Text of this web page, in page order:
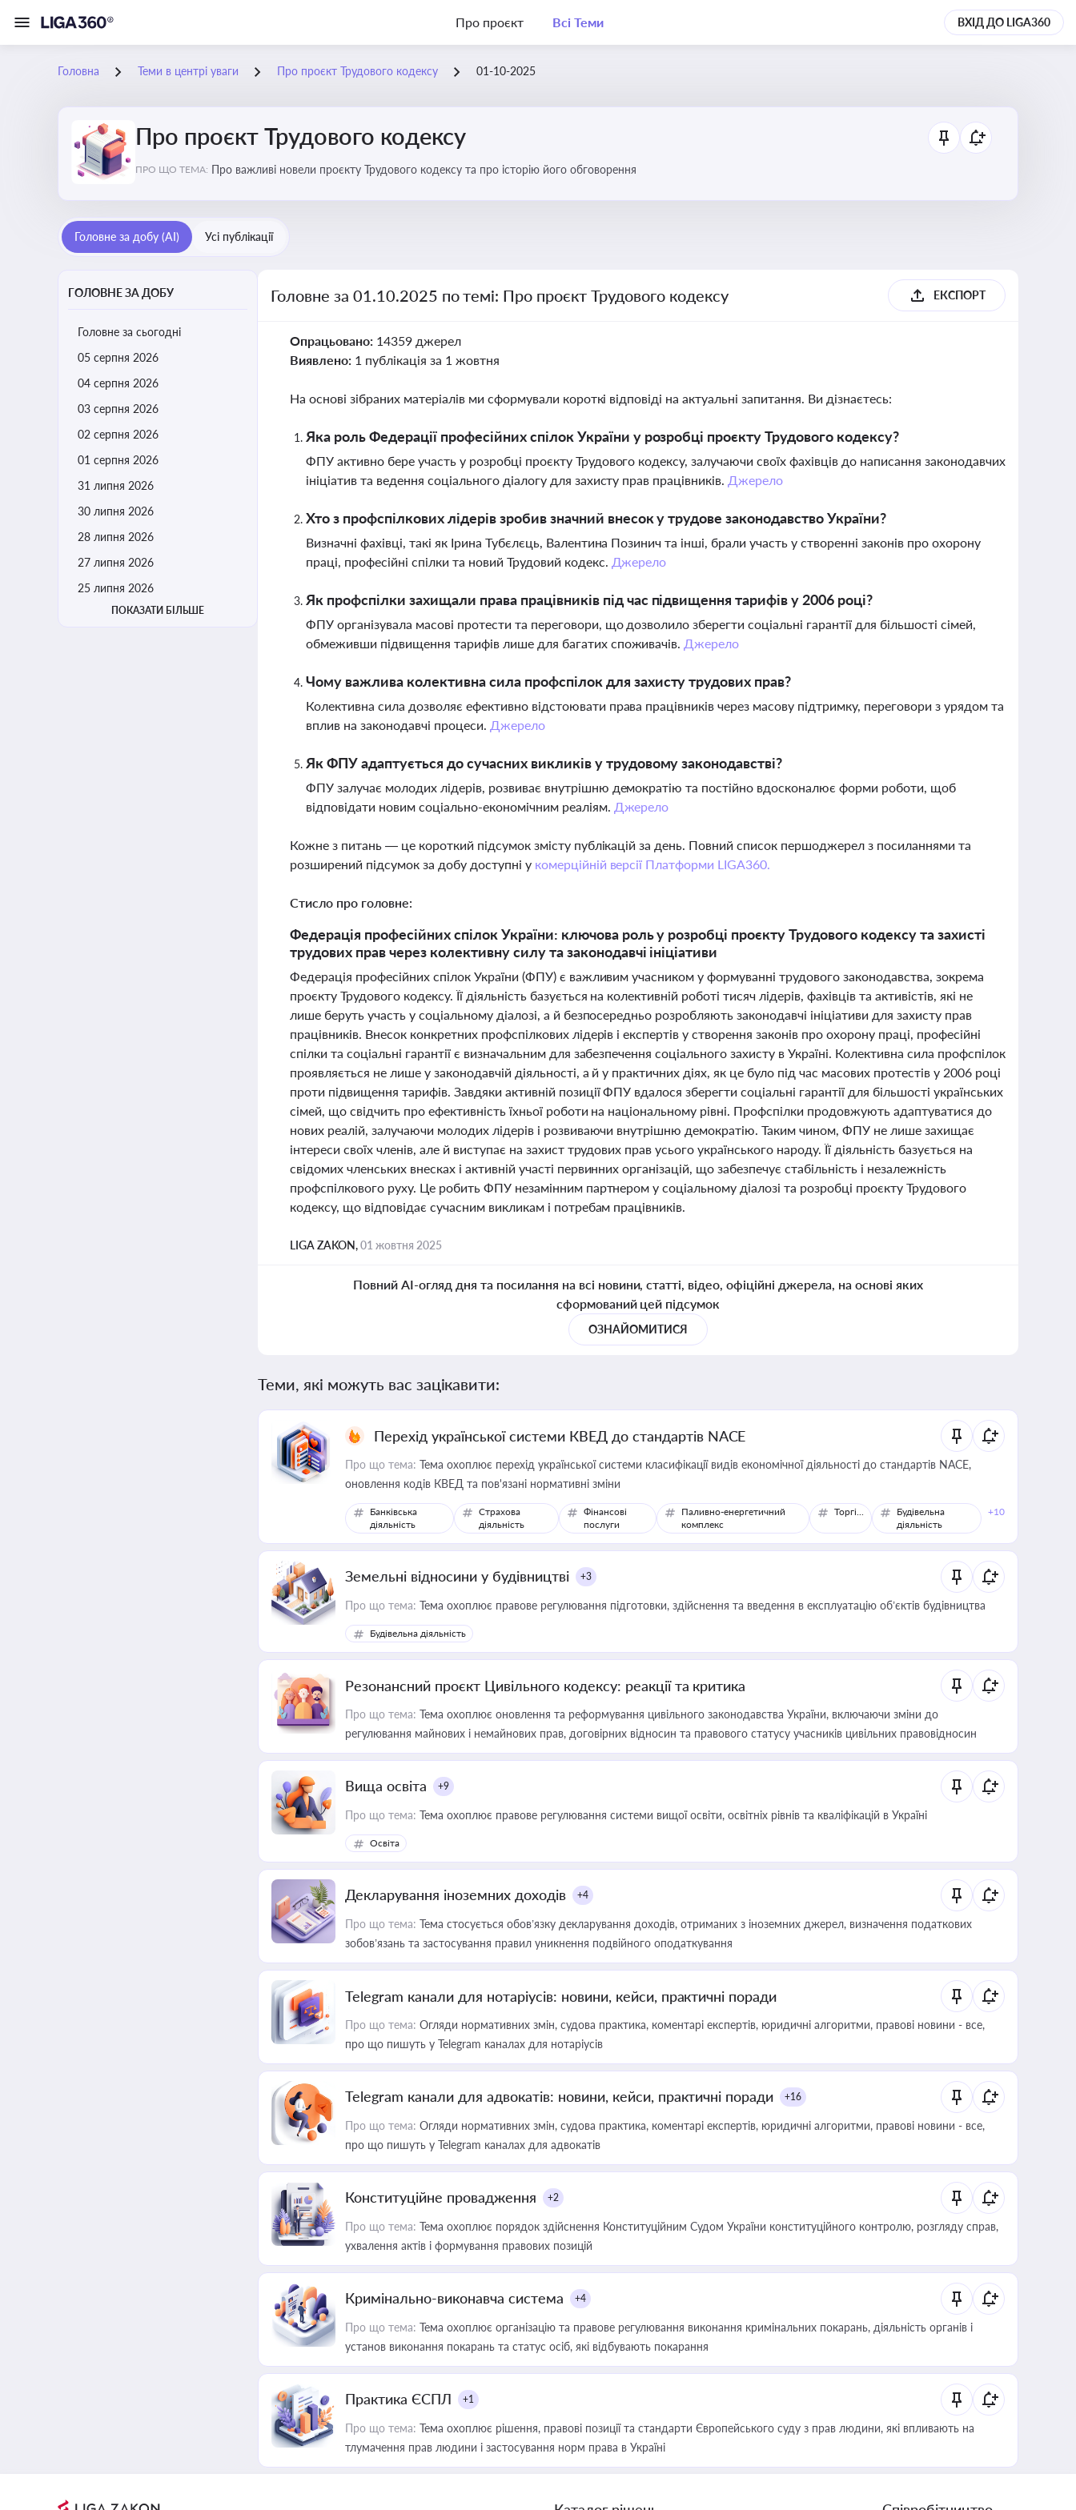
Про проєкт Всі Теми ВХІД ДО LIGA360
Головна Теми в центрі уваги Про проєкт Трудового кодексу 01-10-2025
Про проєкт Трудового кодексу
ПРО ЩО ТЕМА: Про важливі новели проєкту Трудового кодексу та про історію його обговорення
Головне за добу (AI) Усі публікації
ГОЛОВНЕ ЗА ДОБУ
Головне за сьогодні
05 серпня 2026
04 серпня 2026
03 серпня 2026
02 серпня 2026
01 серпня 2026
31 липня 2026
30 липня 2026
28 липня 2026
27 липня 2026
25 липня 2026
ПОКАЗАТИ БІЛЬШЕ
Головне за 01.10.2025 по темі: Про проєкт Трудового кодексу ЕКСПОРТ
Опрацьовано: 14359 джерел
Виявлено: 1 публікація за 1 жовтня
На основі зібраних матеріалів ми сформували короткі відповіді на актуальні запитання. Ви дізнаєтесь:
Яка роль Федерації професійних спілок України у розробці проєкту Трудового кодексу?
ФПУ активно бере участь у розробці проєкту Трудового кодексу, залучаючи своїх фахівців до написання законодавчих
ініціатив та ведення соціального діалогу для захисту прав працівників. Джерело
Хто з профспілкових лідерів зробив значний внесок у трудове законодавство України?
Визначні фахівці, такі як Ірина Тубєлєць, Валентина Позинич та інші, брали участь у створенні законів про охорону
праці, професійні спілки та новий Трудовий кодекс. Джерело
Як профспілки захищали права працівників під час підвищення тарифів у 2006 році?
ФПУ організувала масові протести та переговори, що дозволило зберегти соціальні гарантії для більшості сімей,
обмеживши підвищення тарифів лише для багатих споживачів. Джерело
Чому важлива колективна сила профспілок для захисту трудових прав?
Колективна сила дозволяє ефективно відстоювати права працівників через масову підтримку, переговори з урядом та
вплив на законодавчі процеси. Джерело
Як ФПУ адаптується до сучасних викликів у трудовому законодавстві?
ФПУ залучає молодих лідерів, розвиває внутрішню демократію та постійно вдосконалює форми роботи, щоб
відповідати новим соціально-економічним реаліям. Джерело
Кожне з питань — це короткий підсумок змісту публікацій за день. Повний список першоджерел з посиланнями та
розширений підсумок за добу доступні у комерційній версії Платформи LIGA360.
Стисло про головне:
Федерація професійних спілок України: ключова роль у розробці проєкту Трудового кодексу та захисті
трудових прав через колективну силу та законодавчі ініціативи
Федерація професійних спілок України (ФПУ) є важливим учасником у формуванні трудового законодавства, зокрема
проєкту Трудового кодексу. Її діяльність базується на колективній роботі тисяч лідерів, фахівців та активістів, які не
лише беруть участь у соціальному діалозі, а й безпосередньо розробляють законодавчі ініціативи для захисту прав
працівників. Внесок конкретних профспілкових лідерів і експертів у створення законів про охорону праці, професійні
спілки та соціальні гарантії є визначальним для забезпечення соціального захисту в Україні. Колективна сила профспілок
проявляється не лише у законодавчій діяльності, а й у практичних діях, як це було під час масових протестів у 2006 році
проти підвищення тарифів. Завдяки активній позиції ФПУ вдалося зберегти соціальні гарантії для більшості українських
сімей, що свідчить про ефективність їхньої роботи на національному рівні. Профспілки продовжують адаптуватися до
нових реалій, залучаючи молодих лідерів і розвиваючи внутрішню демократію. Таким чином, ФПУ не лише захищає
інтереси своїх членів, але й виступає на захист трудових прав усього українського народу. Її діяльність базується на
свідомих членських внесках і активній участі первинних організацій, що забезпечує стабільність і незалежність
профспілкового руху. Це робить ФПУ незамінним партнером у соціальному діалозі та розробці проєкту Трудового
кодексу, що відповідає сучасним викликам і потребам працівників.
LIGA ZAKON,01 жовтня 2025
Повний AI-огляд дня та посилання на всі новини, статті, відео, офіційні джерела, на основі яких
сформований цей підсумок
ОЗНАЙОМИТИСЯ
Теми, які можуть вас зацікавити:
Перехід української системи КВЕД до стандартів NACE
Про що тема: Тема охоплює перехід української системи класифікації видів економічної діяльності до стандартів NACE,
оновлення кодів КВЕД та пов'язані нормативні зміни
Банківська
діяльність
Страхова
діяльність
Фінансові
послуги
Паливно-енергетичний
комплекс
Торгівля
Будівельна
діяльність
+10
Земельні відносини у будівництві +3
Про що тема: Тема охоплює правове регулювання підготовки, здійснення та введення в експлуатацію об’єктів будівництва
Будівельна діяльність
Резонансний проєкт Цивільного кодексу: реакції та критика
Про що тема: Тема охоплює оновлення та реформування цивільного законодавства України, включаючи зміни до
регулювання майнових і немайнових прав, договірних відносин та правового статусу учасників цивільних правовідносин
Вища освіта +9
Про що тема: Тема охоплює правове регулювання системи вищої освіти, освітніх рівнів та кваліфікацій в Україні
Освіта
Декларування іноземних доходів +4
Про що тема: Тема стосується обов’язку декларування доходів, отриманих з іноземних джерел, визначення податкових
зобов’язань та застосування правил уникнення подвійного оподаткування
Telegram канали для нотаріусів: новини, кейси, практичні поради
Про що тема: Огляди нормативних змін, судова практика, коментарі експертів, юридичні алгоритми, правові новини - все,
про що пишуть у Telegram каналах для нотаріусів
Telegram канали для адвокатів: новини, кейси, практичні поради +16
Про що тема: Огляди нормативних змін, судова практика, коментарі експертів, юридичні алгоритми, правові новини - все,
про що пишуть у Telegram каналах для адвокатів
Конституційне провадження +2
Про що тема: Тема охоплює порядок здійснення Конституційним Судом України конституційного контролю, розгляду справ,
ухвалення актів і формування правових позицій
Кримінально-виконавча система +4
Про що тема: Тема охоплює організацію та правове регулювання виконання кримінальних покарань, діяльність органів і
установ виконання покарань та статус осіб, які відбувають покарання
Практика ЄСПЛ +1
Про що тема: Тема охоплює рішення, правові позиції та стандарти Європейського суду з прав людини, які впливають на
тлумачення прав людини і застосування норм права в Україні